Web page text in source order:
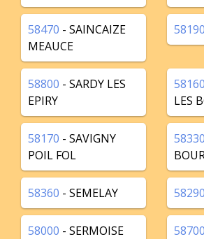
58470 - SAINCAIZE
MEAUCE
58190
58800 - SARDY LES
EPIRY
58160
LES
58170 - SAVIGNY
POIL FOL
58330
58360 - SEMELAY 58290
58000 - SERMOISE
58700